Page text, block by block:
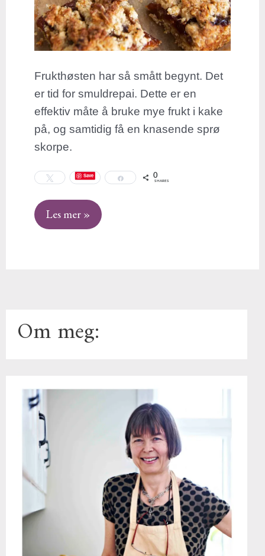
Frukthøsten har så smått begynt. Det
er tid for smuldrepai. Dette er en
effektiv måte å bruke mye frukt i kake
på, og samtidig få en knasende sprø
skorpe.
Save Share 0
SHARES
Les mer »
Om meg: